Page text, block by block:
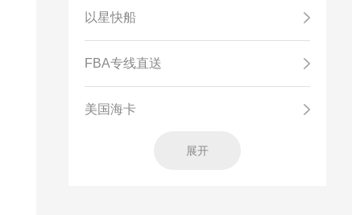
以星快船
FBA专线直送
美国海卡
展开